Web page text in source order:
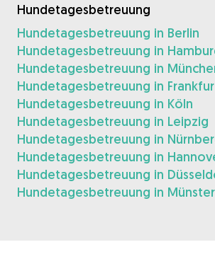
Hundetagesbetreuung
Hundetagesbetreuung in Berlin
Hundetagesbetreuung in
Hundetagesbetreuung in
Hundetagesbetreuung in
Hundetagesbetreuung in Köln
Hundetagesbetreuung in Leipzig
Hundetagesbetreuung in
Hundetagesbetreuung in
Hundetagesbetreuung in
Hundetagesbetreuung in Münster